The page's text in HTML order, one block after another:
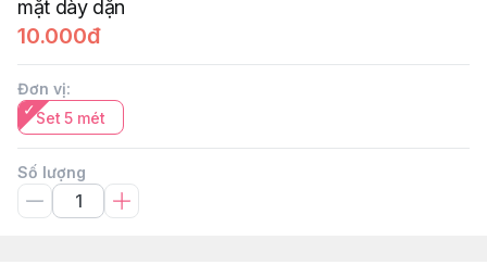
mặt dày dặn
10.000đ
Đơn vị:
Set 5 mét
Số lượng